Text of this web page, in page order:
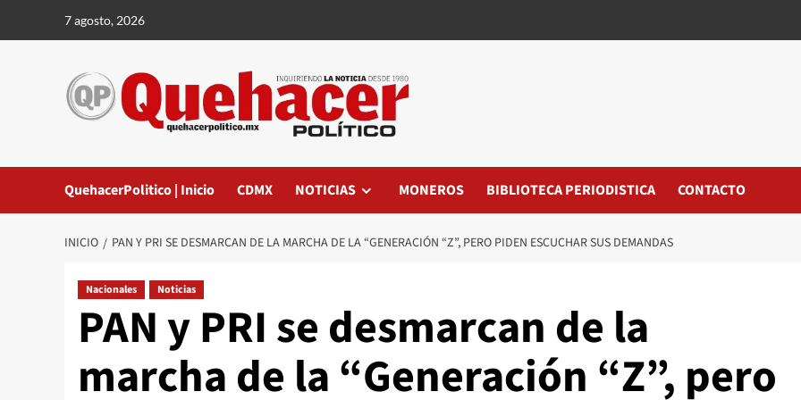
7 agosto, 2026
QuehacerPolitico | Inicio CDMX NOTICIAS MONEROS BIBLIOTECA PERIODISTICA CONTACTO
INICIO PAN Y PRI SE DESMARCAN DE LA MARCHA DE LA “GENERACIÓN “Z”, PERO PIDEN ESCUCHAR SUS DEMANDAS
Nacionales Noticias
PAN y PRI se desmarcan de la
marcha de la “Generación “Z”, pero